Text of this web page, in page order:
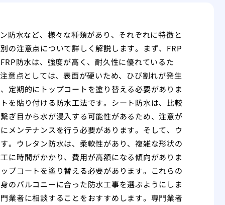
防水など、様々な種類があり、それぞれに特徴と
の注意点について詳しく解説します。まず、FRP
防水は、強度が高く、耐久性に優れているた
意点としては、表面が硬いため、ひび割れが発生
定期的にトップコートを塗り替える必要がありま
を貼り付ける防水工法です。シート防水は、比較
ぎ目から水が浸入する可能性があるため、注意が
メンテナンスを行う必要があります。そして、ウ
。ウレタン防水は、柔軟性があり、複雑な形状の
に時間がかかり、費用が高額になる傾向がありま
プコートを塗り替える必要があります。これらの
のバルコニーに合った防水工事を選ぶようにしま
業者に相談することをおすすめします。専門業者